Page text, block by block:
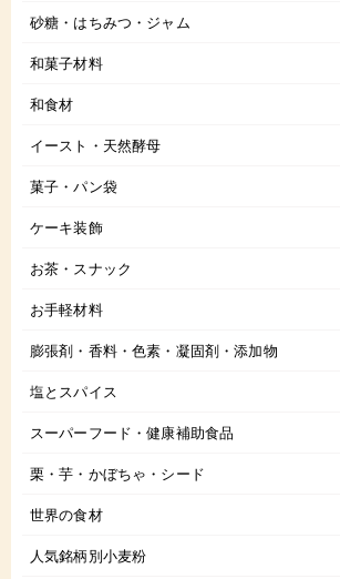
砂糖・はちみつ・ジャム
和菓子材料
和食材
イースト・天然酵母
菓子・パン袋
ケーキ装飾
お茶・スナック
お手軽材料
膨張剤・香料・色素・凝固剤・添加物
塩とスパイス
スーパーフード・健康補助食品
栗・芋・かぼちゃ・シード
世界の食材
人気銘柄別小麦粉